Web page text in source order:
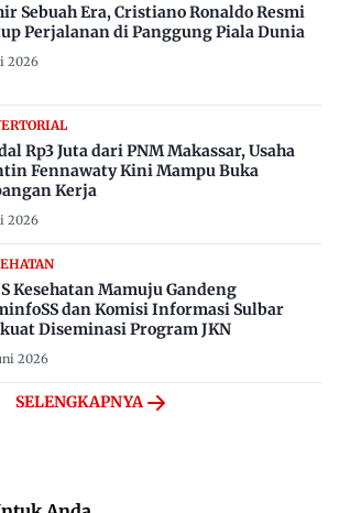
Sebuah Era, Cristiano Ronaldo Resmi
Perjalanan di Panggung Piala Dunia
2026
Rp3 Juta dari PNM Makassar, Usaha
Fennawaty Kini Mampu Buka
Kerja
2026
Kesehatan Mamuju Gandeng
dan Komisi Informasi Sulbar
Diseminasi Program JKN
2026
SELENGKAPNYA